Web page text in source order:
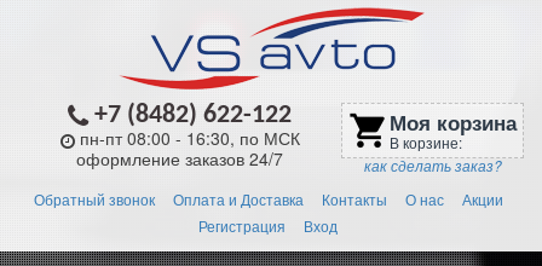
+7 (8482) 622-122
пн-пт 08:00 - 16:30, по МСК
оформление заказов 24/7
shopping_cart Моя корзина
В корзине:
как сделать заказ?
Обратный звонок Оплата и Доставка Контакты О нас
Акции
Регистрация
Вход